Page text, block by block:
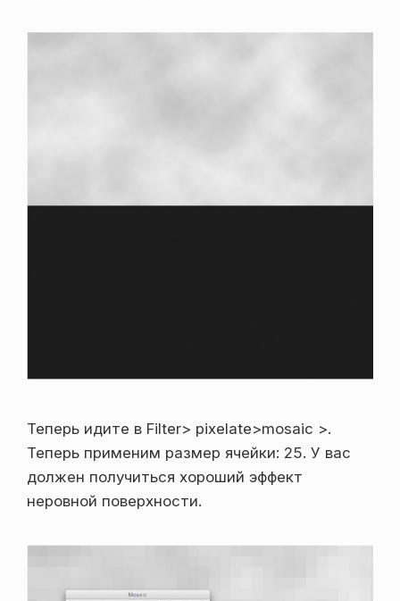
Теперь идите в Filter> pixelate>mosaic >.
Теперь применим размер ячейки: 25. У вас
должен получиться хороший эффект
неровной поверхности.